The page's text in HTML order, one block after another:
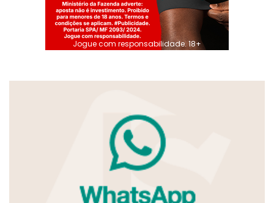
Jogue com responsabilidade. 18+